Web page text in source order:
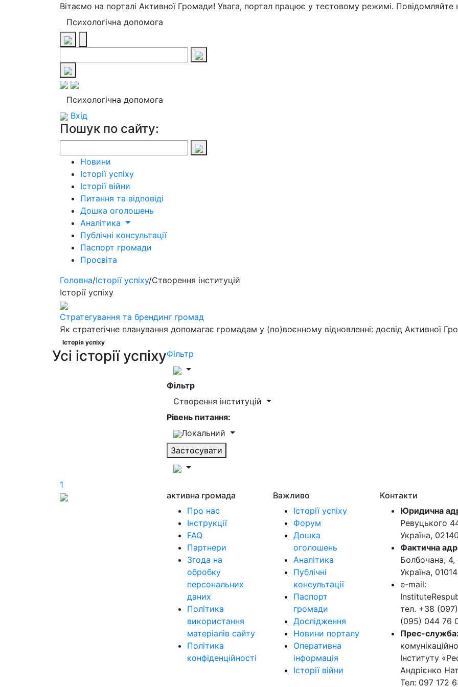
Вітаємо на порталі Активної Громади! Увага, портал працює у тестовому режимі. Повідомляйте
Психологічна допомога
Психологічна допомога
Вхід
Пошук по сайту:
Новини
Історії успіху
Історії війни
Питання та відповіді
Дошка оголошень
Аналітика
Публічні консультації
Паспорт громади
Просвіта
Головна/Історії успіху/Створення інституцій
Історії успіху
Стратегування та брендинг громад
Як стратегічне планування допомагає громадам у (по)воєнному відновленні: досвід Активної
Історія успіху
Усі історії успіхуФільтр
Фільтр
Створення інституцій
Рівень питання:
Локальний
Застосувати
1
активна громада
Про нас
Інструкції
FAQ
Партнери
Згода на
обробку
персональних
даних
Політика
використання
матеріалів сайту
Політика
конфіденційності
Важливо
Історії успіху
Форум
Дошка
оголошень
Аналітика
Публічні
консультації
Паспорт
громади
Дослідження
Новини порталу
Оперативна
інформація
Історії війни
Контакти
Юридична
Ревуцького
Україна, 02140
Фактична
Болбочана, 4,
Україна, 01014
e-mail:
тел. +38
(095) 044 76
Прес-служба:
Інституту
Андрієнко
Тел: 097 172